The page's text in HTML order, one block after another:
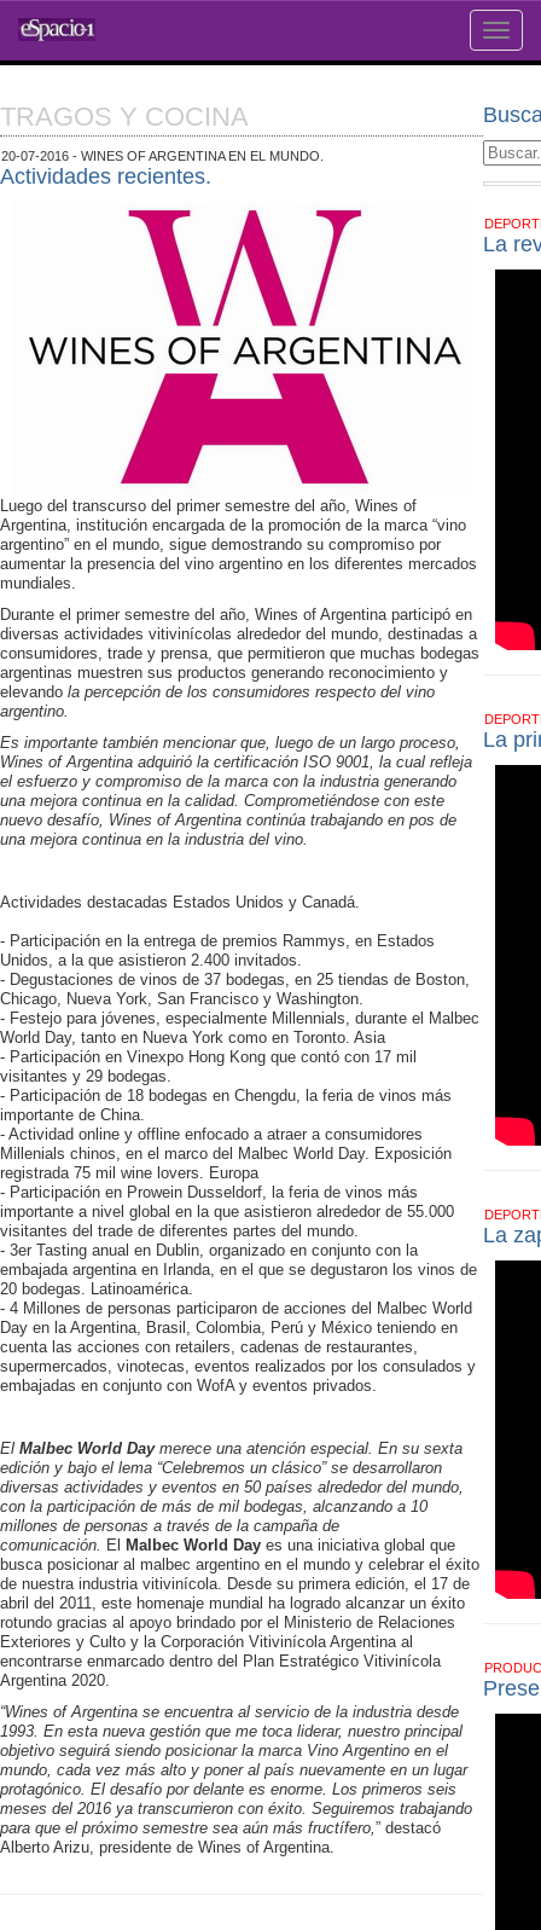
Toggle
TRAGOS Y COCINA
20-07-2016 - WINES OF ARGENTINA EN EL MUNDO.
Actividades recientes.
Luego del transcurso del primer semestre del año, Wines of
Argentina, institución encargada de la promoción de la marca “vino
argentino” en el mundo, sigue demostrando su compromiso por
aumentar la presencia del vino argentino en los diferentes mercados
mundiales.
Durante el primer semestre del año, Wines of Argentina participó en
diversas actividades vitivinícolas alrededor del mundo, destinadas a
consumidores, trade y prensa, que permitieron que muchas bodegas
argentinas muestren sus productos generando reconocimiento y
elevando la percepción de los consumidores respecto del vino
argentino.
Es importante también mencionar que, luego de un largo proceso,
Wines of Argentina adquirió la certificación ISO 9001, la cual refleja
el esfuerzo y compromiso de la marca con la industria generando
una mejora continua en la calidad. Comprometiéndose con este
nuevo desafío, Wines of Argentina continúa trabajando en pos de
una mejora continua en la industria del vino.
Actividades destacadas Estados Unidos y Canadá.
- Participación en la entrega de premios Rammys, en Estados
Unidos, a la que asistieron 2.400 invitados.
- Degustaciones de vinos de 37 bodegas, en 25 tiendas de Boston,
Chicago, Nueva York, San Francisco y Washington.
- Festejo para jóvenes, especialmente Millennials, durante el Malbec
World Day, tanto en Nueva York como en Toronto. Asia
- Participación en Vinexpo Hong Kong que contó con 17 mil
visitantes y 29 bodegas.
- Participación de 18 bodegas en Chengdu, la feria de vinos más
importante de China.
- Actividad online y offline enfocado a atraer a consumidores
Millenials chinos, en el marco del Malbec World Day. Exposición
registrada 75 mil wine lovers. Europa
- Participación en Prowein Dusseldorf, la feria de vinos más
importante a nivel global en la que asistieron alrededor de 55.000
visitantes del trade de diferentes partes del mundo.
- 3er Tasting anual en Dublin, organizado en conjunto con la
embajada argentina en Irlanda, en el que se degustaron los vinos de
20 bodegas. Latinoamérica.
- 4 Millones de personas participaron de acciones del Malbec World
Day en la Argentina, Brasil, Colombia, Perú y México teniendo en
cuenta las acciones con retailers, cadenas de restaurantes,
supermercados, vinotecas, eventos realizados por los consulados y
embajadas en conjunto con WofA y eventos privados.
El Malbec World Daymerece una atención especial. En su sexta
edición y bajo el lema “Celebremos un clásico” se desarrollaron
diversas actividades y eventos en 50 países alrededor del mundo,
con la participación de más de mil bodegas, alcanzando a 10
millones de personas a través de la campaña de
comunicación. El Malbec World Day es una iniciativa global que
busca posicionar al malbec argentino en el mundo y celebrar el éxito
de nuestra industria vitivinícola. Desde su primera edición, el 17 de
abril del 2011, este homenaje mundial ha logrado alcanzar un éxito
rotundo gracias al apoyo brindado por el Ministerio de Relaciones
Exteriores y Culto y la Corporación Vitivinícola Argentina al
encontrarse enmarcado dentro del Plan Estratégico Vitivinícola
Argentina 2020.
“Wines of Argentina se encuentra al servicio de la industria desde
1993. En esta nueva gestión que me toca liderar, nuestro principal
objetivo seguirá siendo posicionar la marca Vino Argentino en el
mundo, cada vez más alto y poner al país nuevamente en un lugar
protagónico. El desafío por delante es enorme. Los primeros seis
meses del 2016 ya transcurrieron con éxito. Seguiremos trabajando
para que el próximo semestre sea aún más fructífero,” destacó
Alberto Arizu, presidente de Wines of Argentina.
La
La
La